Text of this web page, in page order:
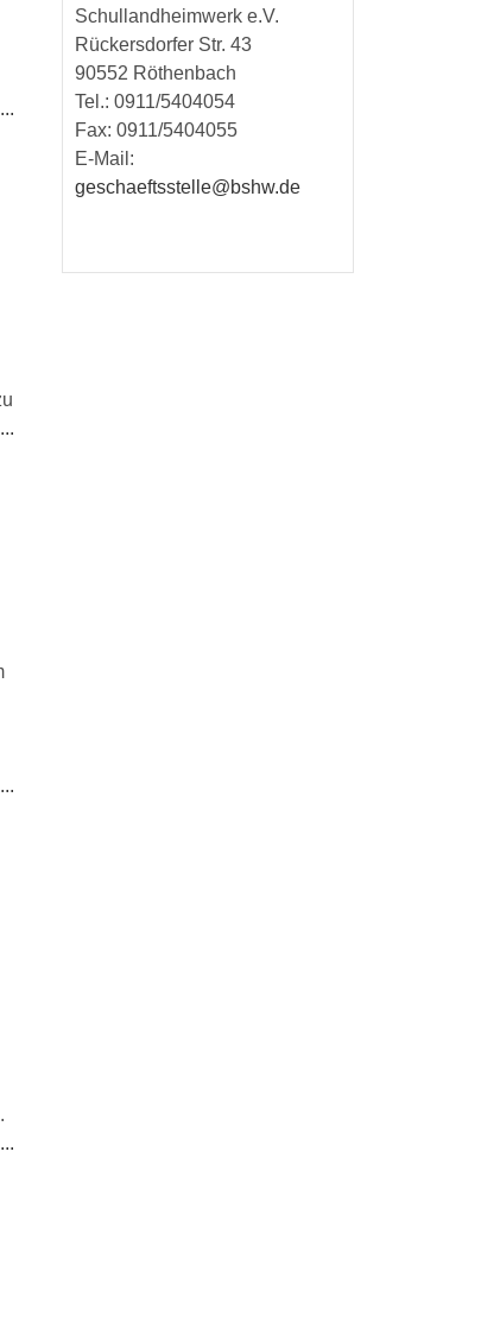
Schullandheimwerk e.V.
Rückersdorfer Str. 43
90552 Röthenbach
Tel.: 0911/5404054
Fax: 0911/5404055
E-Mail:
geschaeftsstelle@bshw.de